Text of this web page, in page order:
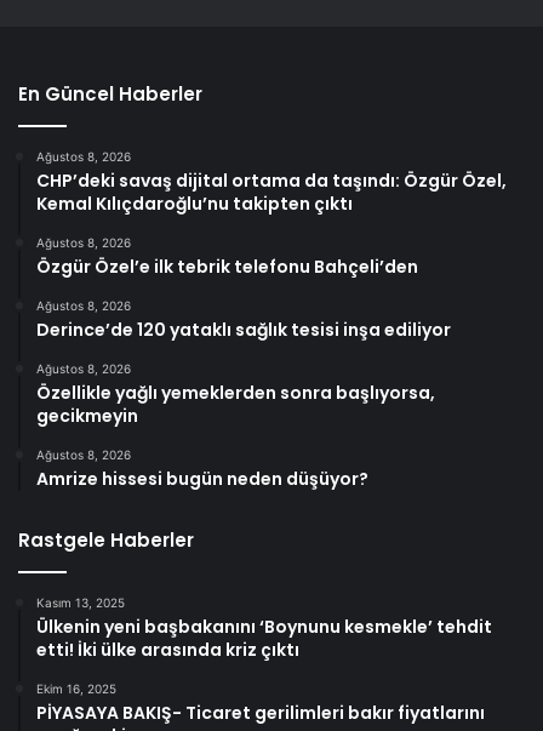
En Güncel Haberler
Ağustos 8, 2026
CHP’deki savaş dijital ortama da taşındı: Özgür Özel,
Kemal Kılıçdaroğlu’nu takipten çıktı
Ağustos 8, 2026
Özgür Özel’e ilk tebrik telefonu Bahçeli’den
Ağustos 8, 2026
Derince’de 120 yataklı sağlık tesisi inşa ediliyor
Ağustos 8, 2026
Özellikle yağlı yemeklerden sonra başlıyorsa,
gecikmeyin
Ağustos 8, 2026
Amrize hissesi bugün neden düşüyor?
Rastgele Haberler
Kasım 13, 2025
Ülkenin yeni başbakanını ‘Boynunu kesmekle’ tehdit
etti! İki ülke arasında kriz çıktı
Ekim 16, 2025
PİYASAYA BAKIŞ- Ticaret gerilimleri bakır fiyatlarını